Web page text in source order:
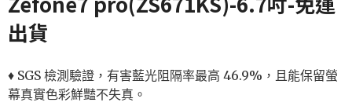
出貨
♦ SGS 檢測驗證，有害藍光阻隔率最高 46.9%，且能保留螢
幕真實色彩鮮豔不失真。